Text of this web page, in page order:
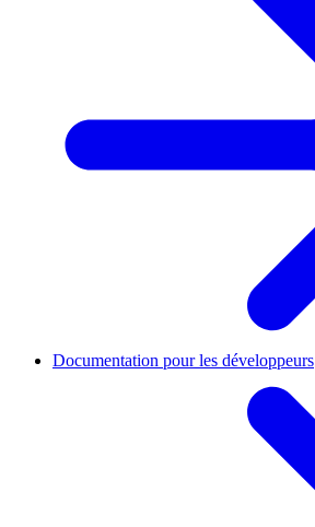
Documentation pour les développeurs